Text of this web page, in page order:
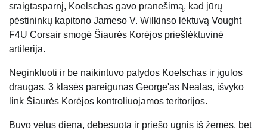
sraigtasparnį, Koelschas gavo pranešimą, kad jūrų
pėstininkų kapitono Jameso V. Wilkinso lėktuvą Vought
F4U Corsair smogė Šiaurės Korėjos priešlėktuvinė
artilerija.
Neginkluoti ir be naikintuvo palydos Koelschas ir įgulos
draugas, 3 klasės pareigūnas George'as Nealas, išvyko
link Šiaurės Korėjos kontroliuojamos teritorijos.
Buvo vėlus diena, debesuota ir priešo ugnis iš žemės, bet